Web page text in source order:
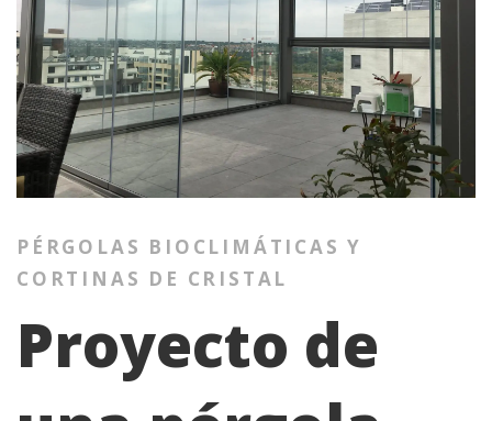
PÉRGOLAS BIOCLIMÁTICAS Y
CORTINAS DE CRISTAL
Proyecto de